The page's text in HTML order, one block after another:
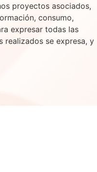
proyectos asociados,
consumo,
expresar todas las
realizados se expresa, y